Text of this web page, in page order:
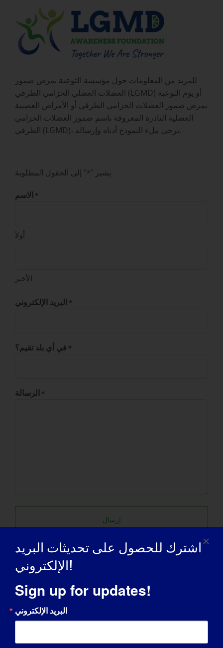
للمزيد من المعلومات حول مؤسسة التوعية بمرض ضمور
العضلات العضلي الحزامي الطرفي (LGMD) أو يوم التوعية
بمرض ضمور العضلات الحزامي الطرفي أو الأمراض العصبية
العضلية النادرة المعروفة باسم ضمور العضلات الحزامي
الطرفي (LGMD)، يرجى ملء النموذج أدناه وإرساله.
يشير "*" إلى الحقول المطلوبة
الاسم *
أولاً
الأخير
البريد الإلكتروني *
في أي بلد تقيم؟ *
الرسالة *
اشترك للحصول على تحديثات البريد
الإلكتروني!
Sign up for updates!
البريد الإلكتروني